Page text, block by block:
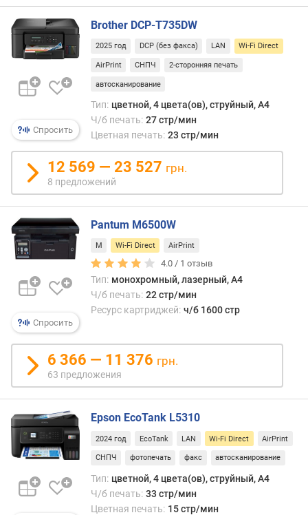
п
л
о
н
о
ь
б
у
м
а
г
и
(
к
с
(
м
)
у
р
о
е
н
Спросить
Brother DCP-T735DW
2025 год DCP (без факса) LAN Wi-Fi Direct
AirPrint СНПЧ 2-сторонняя печать
автосканирование
Тип: цветной, 4 цвета(ов), струйный, A4
Ч/б печать: 27 стр/мин
Цветная печать: 23 стр/мин
12 569 — 23 527 грн.
8 предложений
Спросить
Pantum M6500W
M Wi-Fi Direct AirPrint
4.0 / 1 отзыв
Тип: монохромный, лазерный, A4
Ч/б печать: 22 стр/мин
Ресурс картриджей: ч/б 1600 стр
6 366 — 11 376 грн.
63 предложения
Epson EcoTank L5310
2024 год EcoTank LAN Wi-Fi Direct AirPrint
СНПЧ фотопечать факс автосканирование
Тип: цветной, 4 цвета(ов), струйный, A4
Ч/б печать: 33 стр/мин
Цветная печать: 15 стр/мин